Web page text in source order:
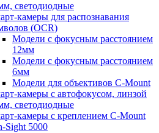
светодиодные
камеры для распознавания
(OCR)
Модели с фокусным расстоянием
12мм
Модели с фокусным расстоянием
6мм
Модели для объективов C-Mount
камеры с автофокусом, линзой
светодиодные
камеры с креплением C-Mount
Sight 5000